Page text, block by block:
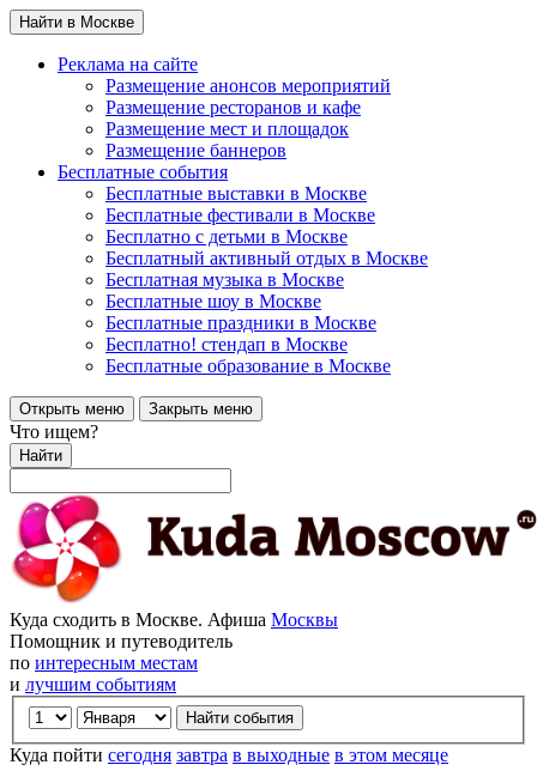
Найти в Москве
Реклама на сайте
Размещение анонсов мероприятий
Размещение ресторанов и кафе
Размещение мест и площадок
Размещение баннеров
Бесплатные события
Бесплатные выставки в Москве
Бесплатные фестивали в Москве
Бесплатно с детьми в Москве
Бесплатный активный отдых в Москве
Бесплатная музыка в Москве
Бесплатные шоу в Москве
Бесплатные праздники в Москве
Бесплатно! стендап в Москве
Бесплатные образование в Москве
Открыть меню Закрыть меню
Что ищем?
Найти
Куда сходить в Москве. Афиша Москвы
Помощник и путеводитель
по интересным местам
и лучшим событиям
Куда пойти сегодня завтра в выходные в этом месяце